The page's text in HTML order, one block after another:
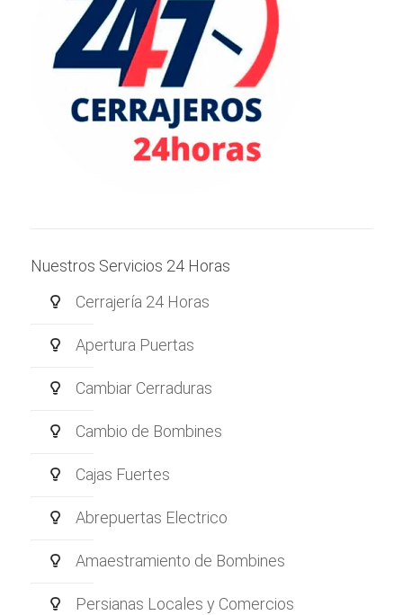
Nuestros Servicios 24 Horas
Cerrajería 24 Horas
Apertura Puertas
Cambiar Cerraduras
Cambio de Bombines
Cajas Fuertes
Abrepuertas Electrico
Amaestramiento de Bombines
Persianas Locales y Comercios